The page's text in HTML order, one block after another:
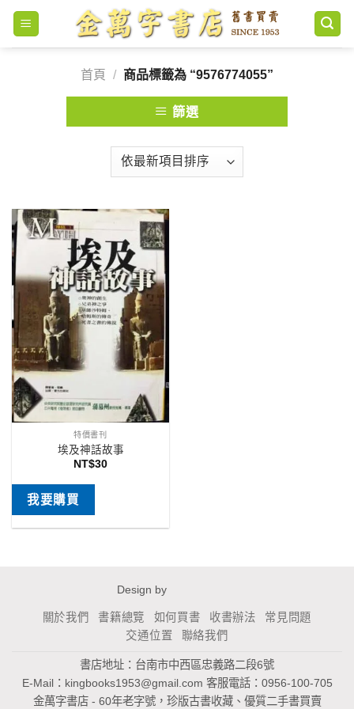
Skip
content
首頁
/ 商品標籤為 “9576774055”
篩選
特價書刊
埃及神話故事
NT$30
我要購買
Design by
關於我們 書籍總覽 如何買書 收書辦法
常見問題
交通位置
聯絡我們
書店地址：台南市中西區忠義路二段6號
E-Mail： kingbooks1953@gmail.com 客服電話：0956-100-705
金萬字書店 - 60年老字號，珍版古書收藏、優質二手書買賣